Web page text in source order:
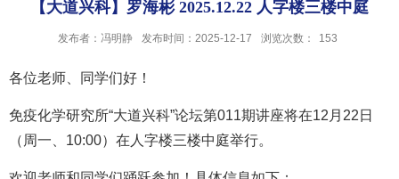
【大道兴科】罗海彬 2025.12.22 人字楼三楼中庭
发布者：冯明静 发布时间：2025-12-17 浏览次数： 153
各位老师、同学们好！
免疫化学研究所“大道兴科”论坛第011期讲座将在12月22日
（周一、10:00）在人字楼三楼中庭举行。